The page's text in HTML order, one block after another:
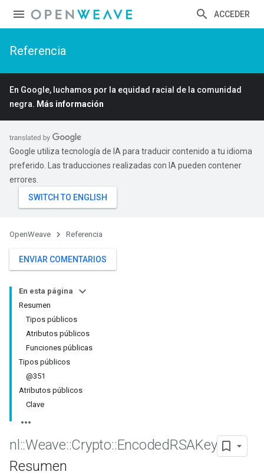
ACCEDER
Referencia
En Google, luchamos por la equidad racial de la comunidad
negra. Más información
Google utiliza tecnología de IA para traducir contenido a tu idioma
preferido. Las traducciones realizadas con IA pueden contener
errores.
OpenWeave Referencia
ENVIAR COMENTARIOS
En esta página
Resumen
Tipos públicos
Atributos públicos
Funciones públicas
Tipos públicos
@351
Atributos públicos
Clave
nl ::Weave::Crypto::EncodedRSAKey
Resumen